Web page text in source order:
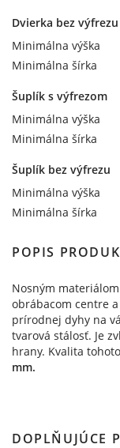
Dvierka bez výfrezu
Minimálna výška
Minimálna šírka
Šuplík s výfrezom
Minimálna výška
Minimálna šírka
Šuplík bez výfrezu
Minimálna výška
Minimálna šírka
POPIS
Nosným
obrábacom centre
prírodnej dyhy na
tvarová stálosť. Je
hrany. Kvalita
mm.
DOPLŇUJÚCE